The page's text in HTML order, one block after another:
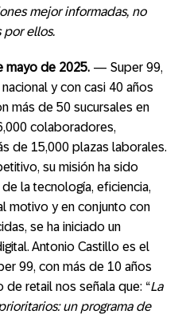
mejor informadas, no
por ellos.
mayo de 2025. — Super 99,
y con casi 40 años
más de 50 sucursales en
colaboradores,
de 15,000 plazas laborales.
su misión ha sido
la tecnología, eficiencia,
motivo y en conjunto con
se ha iniciado un
Antonio Castillo es el
99, con más de 10 años
retail nos señala que: “La
un programa de